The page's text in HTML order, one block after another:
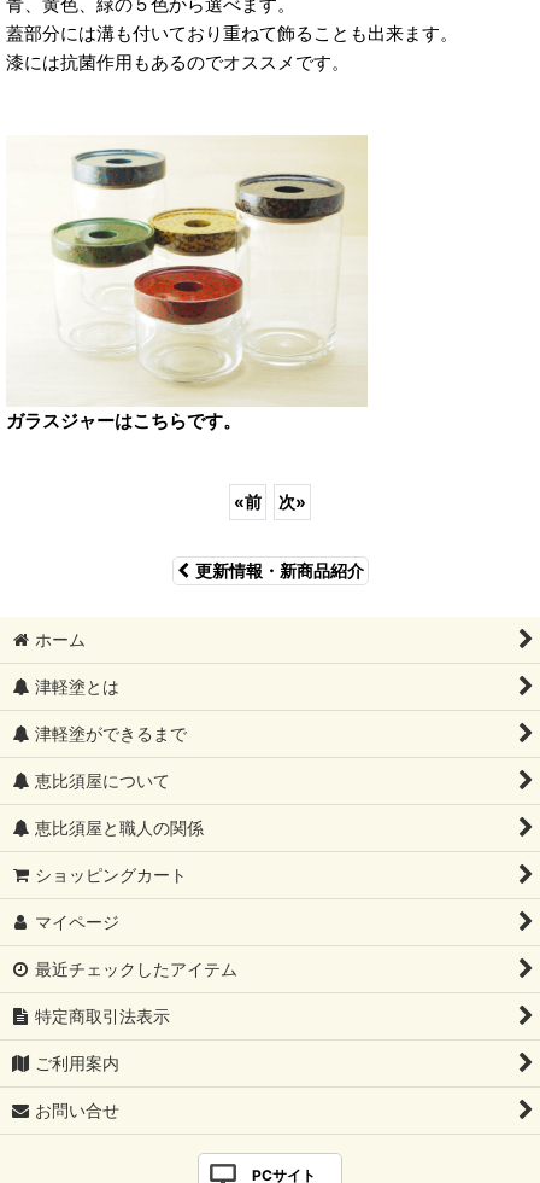
蓋部分には溝も付いており重ねて飾ることも出来ます。
漆には抗菌作用もあるのでオススメです。
ガラスジャーはこちらです。
«前 次»
更新情報・新商品紹介
ホーム
津軽塗とは
津軽塗ができるまで
恵比須屋について
恵比須屋と職人の関係
ショッピングカート
マイページ
最近チェックしたアイテム
特定商取引法表示
ご利用案内
お問い合せ
PCサイト